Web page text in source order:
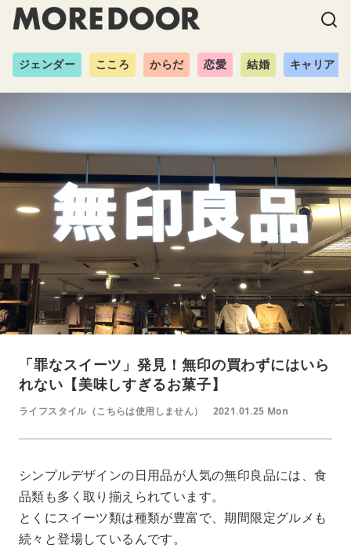
ジェンダー こころ からだ 恋愛 結婚 キャリア
「罪なスイーツ」発見！無印の買わずにはいら
れない【美味しすぎるお菓子】
ライフスタイル（こちらは使用しません） 2021.01.25 Mon
シンプルデザインの日用品が人気の無印良品には、食
品類も多く取り揃えられています。
とくにスイーツ類は種類が豊富で、期間限定グルメも
続々と登場しているんです。